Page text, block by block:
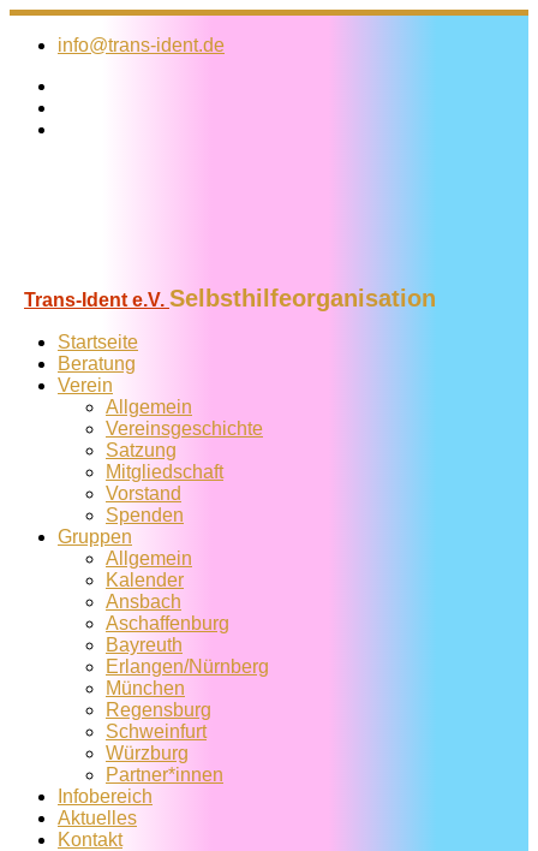
Zum
Inhalt
info@trans-ident.de
Trans-Ident e.V. Selbsthilfeorganisation
Startseite
Beratung
Verein
Allgemein
Vereins­geschichte
Satzung
Mitglied­schaft
Vorstand
Spenden
Gruppen
Allgemein
Kalender
Ansbach
Aschaffenburg
Bayreuth
Erlangen/Nürnberg
München
Regensburg
Schweinfurt
Würzburg
Partner*innen
Infobereich
Aktuelles
Kontakt